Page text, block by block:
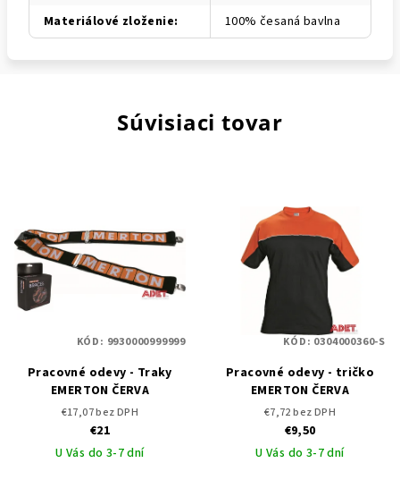
Materiálové zloženie: 100% česaná bavlna
Súvisiaci tovar
Pracovné odevy - Traky
EMERTON ČERVA
€17,07 bez DPH
€21
U Vás do 3-7 dní
KÓD: 9930000999999
Pracovné odevy - tričko
EMERTON ČERVA
€7,72 bez DPH
€9,50
U Vás do 3-7 dní
KÓD: 0304000360-S